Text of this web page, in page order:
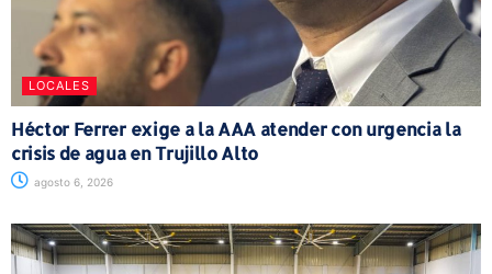
LOCALES
Héctor Ferrer exige a la AAA atender con urgencia la
crisis de agua en Trujillo Alto
agosto 6, 2026